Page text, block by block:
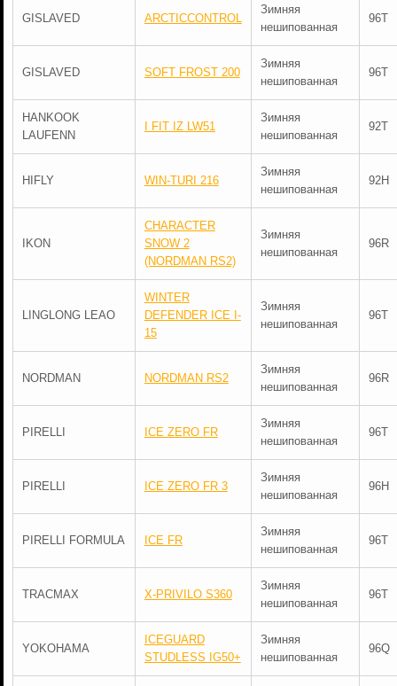
GISLAVED ARCTICCONTROL
Зимняя
нешипованная
96T
GISLAVED SOFT FROST 200
Зимняя
нешипованная
96T
HANKOOK
LAUFENN
I FIT IZ LW51
Зимняя
нешипованная
92T
HIFLY WIN-TURI 216
Зимняя
нешипованная
92H
IKON
CHARACTER
SNOW 2
(NORDMAN RS2)
Зимняя
нешипованная
96R
LINGLONG LEAO
WINTER
DEFENDER ICE I-
15
Зимняя
нешипованная
96T
NORDMAN NORDMAN RS2
Зимняя
нешипованная
96R
PIRELLI ICE ZERO FR
Зимняя
нешипованная
96T
PIRELLI ICE ZERO FR 3
Зимняя
нешипованная
96H
PIRELLI FORMULA ICE FR
Зимняя
нешипованная
96T
TRACMAX X-PRIVILO S360
Зимняя
нешипованная
96T
YOKOHAMA
ICEGUARD
STUDLESS IG50+
Зимняя
нешипованная
96Q